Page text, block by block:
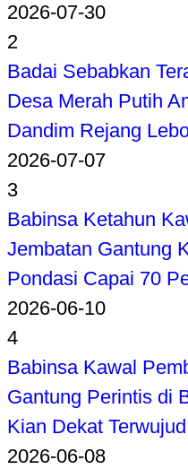
2026-07-30
2
Badai Sebabkan
Desa Merah Putih
Dandim Rejang
2026-07-07
3
Babinsa Ketahun
Jembatan Gantung
Pondasi Capai 70
2026-06-10
4
Babinsa Kawal
Gantung Perintis di
Kian Dekat Terwujud
2026-06-08